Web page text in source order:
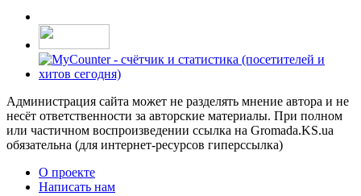
Администрация сайта может не разделять мнение автора и не
несёт ответственности за авторские материалы. При полном
или частичном воспроизведении ссылка на Gromada.KS.ua
обязательна (для интернет-ресурсов гиперссылка)
О проекте
Написать нам